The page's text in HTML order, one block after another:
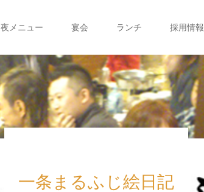
夜メニュー 宴会 ランチ 採用情報
一条まるふじ絵日記